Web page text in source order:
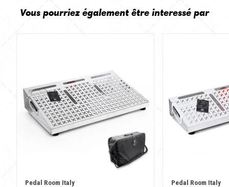
Vous pourriez également être interessé par
Pedal Room Italy Pedal Room Italy